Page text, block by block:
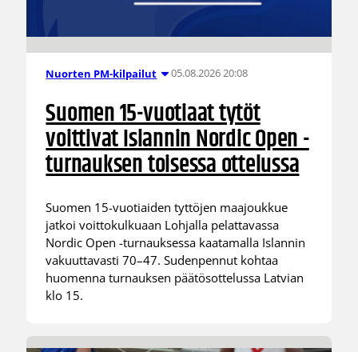
Nuorten PM-kilpailut 05.08.2026 20:08
Suomen 15-vuotiaat tytöt
voittivat Islannin Nordic Open -
turnauksen toisessa ottelussa
Suomen 15-vuotiaiden tyttöjen maajoukkue
jatkoi voittokulkuaan Lohjalla pelattavassa
Nordic Open -turnauksessa kaatamalla Islannin
vakuuttavasti 70–47. Sudenpennut kohtaa
huomenna turnauksen päätösottelussa Latvian
klo 15.